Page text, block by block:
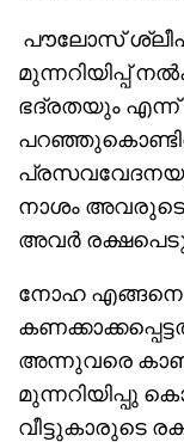
പൗലോസ്
മുന്നറിയിപ്പ്
ഭദ്രതയും
നാശം അവരുടെ
അവർ
നോഹ
അന്നുവരെ
മുന്നറിയിപ്പു
വീട്ടുകാരുടെ